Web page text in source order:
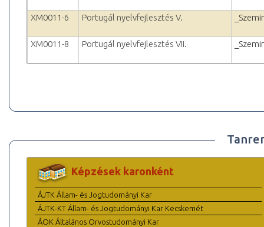
XM0011-6 Portugál nyelvfejlesztés V.
XM0011-8 Portugál nyelvfejlesztés VII.
Képzések karonként
ÁJTK Állam- és Jogtudományi Kar
ÁJTK-KT Állam- és Jogtudományi Kar Kecskemét
ÁOK Általános Orvostudományi Kar